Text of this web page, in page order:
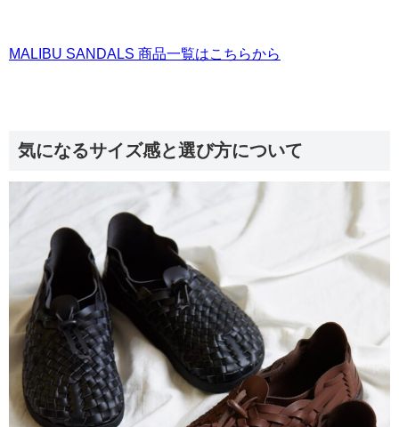
MALIBU SANDALS 商品一覧はこちらから
気になるサイズ感と選び方について